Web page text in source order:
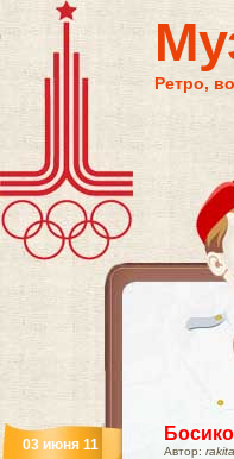
Ретро,
Автор: rakita
03 июня 11